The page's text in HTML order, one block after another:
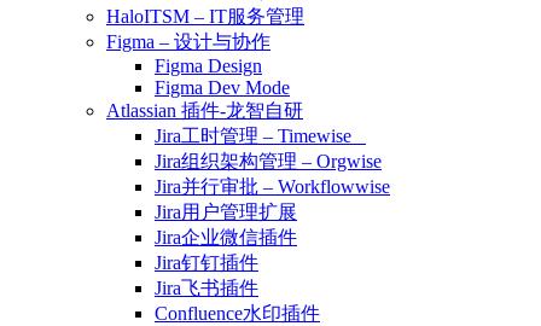
HaloITSM – IT服务管理
Figma – 设计与协作
Figma Design
Figma Dev Mode
Atlassian 插件-龙智自研
Jira工时管理 – Timewise
Jira组织架构管理 – Orgwise
Jira并行审批 – Workflowwise
Jira用户管理扩展
Jira企业微信插件
Jira钉钉插件
Jira飞书插件
Confluence水印插件